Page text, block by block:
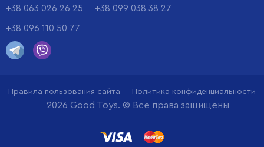
+38 063 026 26 25 +38 099 038 38 27
+38 096 110 50 77
Правила пользования сайта Политика конфиденциальности
2026 Good Toys. © Все права защищены